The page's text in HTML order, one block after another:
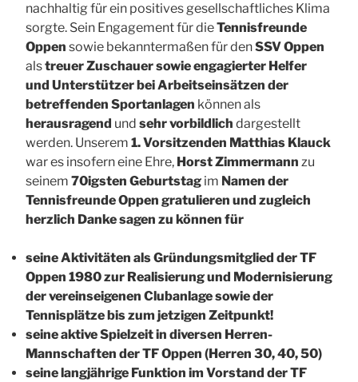
nachhaltig für ein positives gesellschaftliches Klima
sorgte. Sein Engagement für dieTennisfreunde
Oppen sowie bekanntermaßen für denSSV Oppen
alstreuer Zuschauer sowie engagierter Helfer
und Unterstützer bei Arbeitseinsätzen der
betreffenden Sportanlagen können als
herausragend und sehr vorbildlich dargestellt
werden. Unserem 1. Vorsitzenden Matthias Klauck
war es insofern eine Ehre, Horst Zimmermann zu
seinem 70igsten Geburtstag im Namen der
Tennisfreunde Oppen gratulieren und zugleich
herzlich Danke sagen zu können für
seine Aktivitäten als Gründungsmitglied der TF
Oppen 1980 zur Realisierung und Modernisierung
der vereinseigenen Clubanlage sowie der
Tennisplätze bis zum jetzigen Zeitpunkt!
seine aktive Spielzeit in diversen Herren-
Mannschaften der TF Oppen (Herren 30, 40, 50)
seine langjährige Funktion im Vorstand der TF